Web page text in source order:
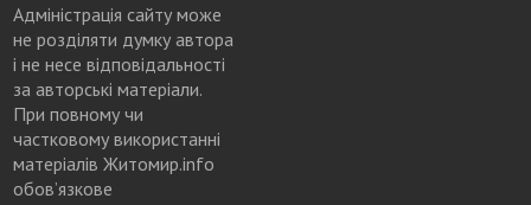
Адміністрація сайту може
не розділяти думку автора
і не несе відповідальності
за авторські матеріали.
При повному чи
частковому використанні
матеріалів Житомир.info
обов’язкове